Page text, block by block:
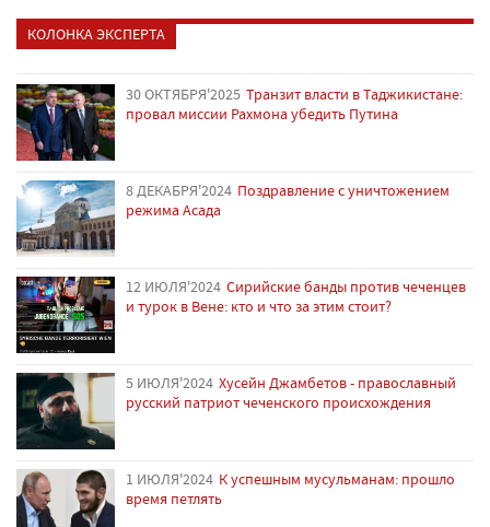
КОЛОНКА ЭКСПЕРТА
30 ОКТЯБРЯ'2025 Транзит власти в Таджикистане:
провал миссии Рахмона убедить Путина
8 ДЕКАБРЯ'2024 Поздравление с уничтожением
режима Асада
12 ИЮЛЯ'2024 Сирийские банды против чеченцев
и турок в Вене: кто и что за этим стоит?
5 ИЮЛЯ'2024 Хусейн Джамбетов - православный
русский патриот чеченского происхождения
1 ИЮЛЯ'2024 К успешным мусульманам: прошло
время петлять